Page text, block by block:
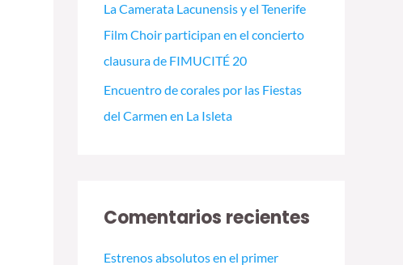
La Camerata Lacunensis y el Tenerife
Film Choir participan en el concierto
clausura de FIMUCITÉ 20
Encuentro de corales por las Fiestas
del Carmen en La Isleta
Comentarios recientes
Estrenos absolutos en el primer